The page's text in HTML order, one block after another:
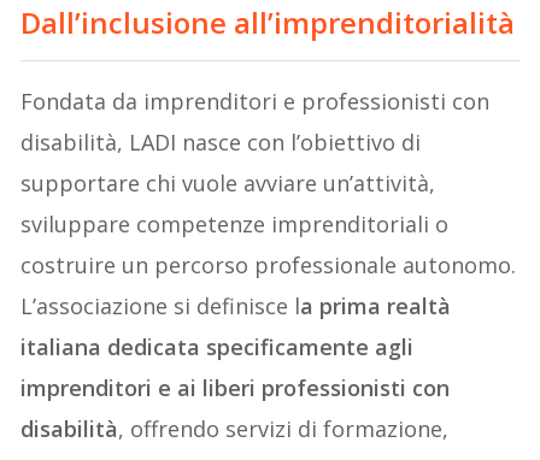
Dall’inclusione all’imprenditorialità
Fondata da imprenditori e professionisti con
disabilità, LADI nasce con l’obiettivo di
supportare chi vuole avviare un’attività,
sviluppare competenze imprenditoriali o
costruire un percorso professionale autonomo.
L’associazione si definisce la prima realtà
italiana dedicata specificamente agli
imprenditori e ai liberi professionisti con
disabilità, offrendo servizi di formazione,